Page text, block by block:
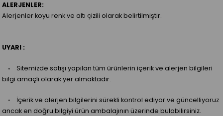
ALERJENLER:
Alerjenler koyu renk ve altı çizili olarak belirtilmiştir.
UYARI :
◦ Sitemizde satışı yapılan tüm ürünlerin içerik ve alerjen bilgileri
bilgi amaçlı olarak yer almaktadır.
◦ İçerik ve alerjen bilgilerini sürekli kontrol ediyor ve güncelliyoruz
ancak en doğru bilgiyi ürün ambalajının üzerinde bulabilirsiniz.